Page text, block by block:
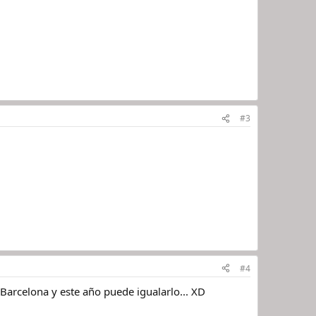
#3
#4
y este año puede igualarlo... XD